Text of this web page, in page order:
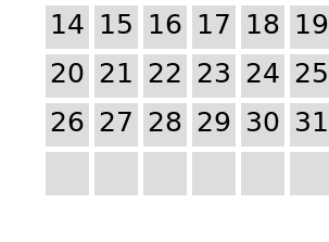
14 15 16 17 18 19
20 21 22 23 24 25
26 27 28 29 30 31